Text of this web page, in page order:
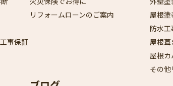
事保証
リフォームローンのご案内
屋根塗
防水
屋根葺
屋根カ
その